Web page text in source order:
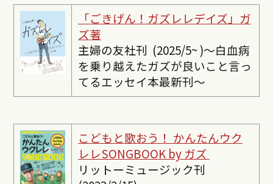
「ごきげん！ガズレレデイズ」ガ
ズ著
主婦の友社刊 (2025/5~ )〜白血病
を乗り越えたガズが良いこと言っ
てるエッセイ本最新刊〜
こどもと歌おう！ かんたんウク
レレSONGBOOK by ガズ
リットーミュージック刊